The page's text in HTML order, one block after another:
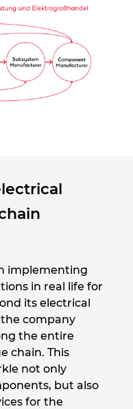
implementing
in real life for
its electrical
company
the entire
chain. This
not only
but also
for the